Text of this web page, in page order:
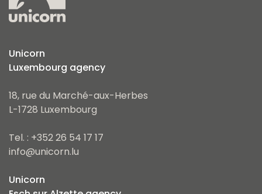
Unicorn
Luxembourg agency
18, rue du Marché-aux-Herbes
L-1728 Luxembourg
Tel. : +352 26 54 17 17
info@unicorn.lu
Unicorn